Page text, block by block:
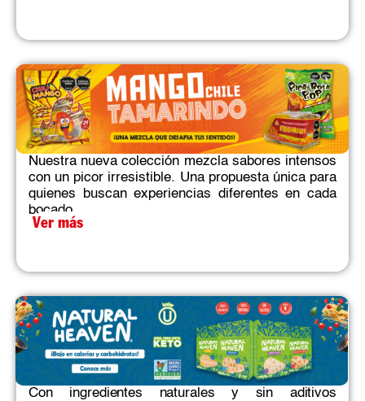
Nuestra nueva colección mezcla sabores intensos
con un picor irresistible. Una propuesta única para
quienes buscan experiencias diferentes en cada
bocado.​
Ver más
Con ingredientes naturales y sin aditivos